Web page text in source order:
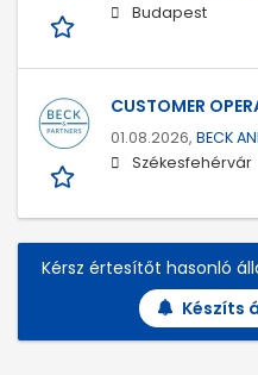
Budapest
CUSTOMER
01.08.2026, BECK
Székesfehérvár
Kérsz értesítőt hasonló
Készíts